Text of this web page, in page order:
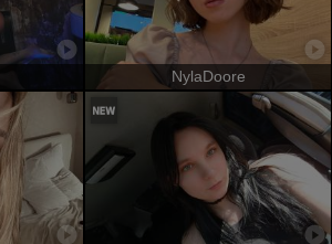
NylaDoore